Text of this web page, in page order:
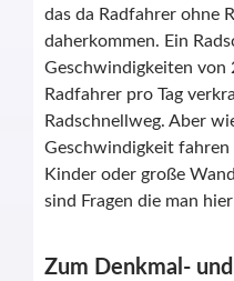
das da Radfahrer ohne
daherkommen. Ein
Geschwindigkeiten von
Radfahrer pro Tag
Radschnellweg. Aber
Geschwindigkeit fahren
Kinder oder große
sind Fragen die man
Zum Denkmal-